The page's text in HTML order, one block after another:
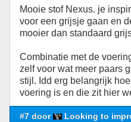
Mooie stof Nexus. je
voor een grijsje gaan en
mooier dan standaard
Combinatie met de
zelf voor wat meer paars
stijl. Idd erg belangrijk
voering is en die zit hier
#7 door Looking to